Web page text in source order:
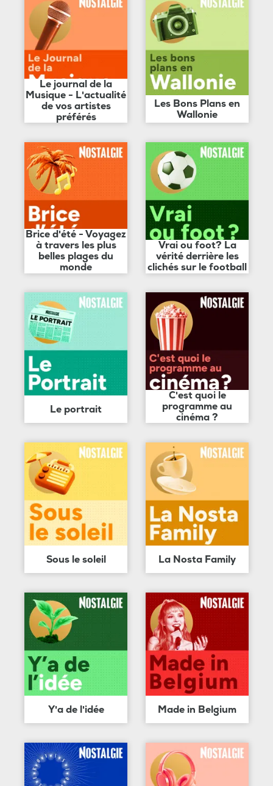
Le journal de la
Musique - L'actualité
de vos artistes
préférés
Les Bons Plans en
Wallonie
Brice d'été - Voyagez
à travers les plus
belles plages du
monde
Vrai ou foot? La
vérité derrière les
clichés sur le football
Le portrait
C'est quoi le
programme au
cinéma ?
Sous le soleil La Nosta Family
Y'a de l'idée Made in Belgium